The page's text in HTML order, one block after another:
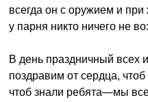
всегда он с оружием и при
у парня никто ничего не
В день праздничный всех
поздравим от сердца, чтоб
чтоб знали ребята—мы